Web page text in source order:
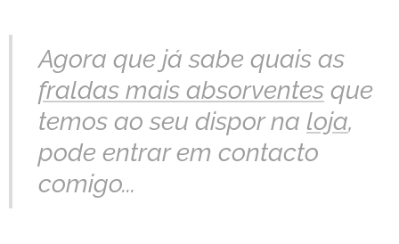
Agora que já sabe quais as
fraldas mais absorventes que
temos ao seu dispor na loja,
pode entrar em contacto
comigo...